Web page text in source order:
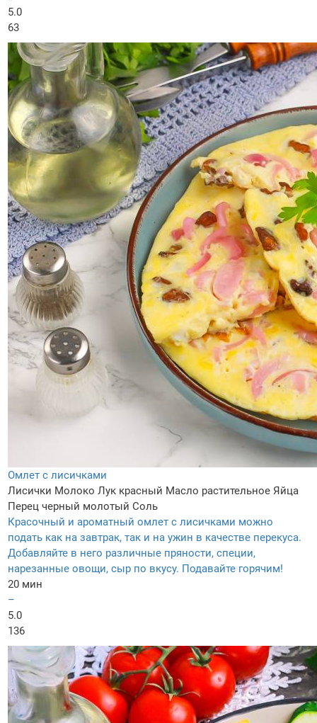
5.0
63
Омлет с лисичками
Лисички Молоко Лук красный Масло растительное Яйца
Перец черный молотый Соль
Красочный и ароматный омлет с лисичками можно
подать как на завтрак, так и на ужин в качестве перекуса.
Добавляйте в него различные пряности, специи,
нарезанные овощи, сыр по вкусу. Подавайте горячим!
20 мин
–
5.0
136